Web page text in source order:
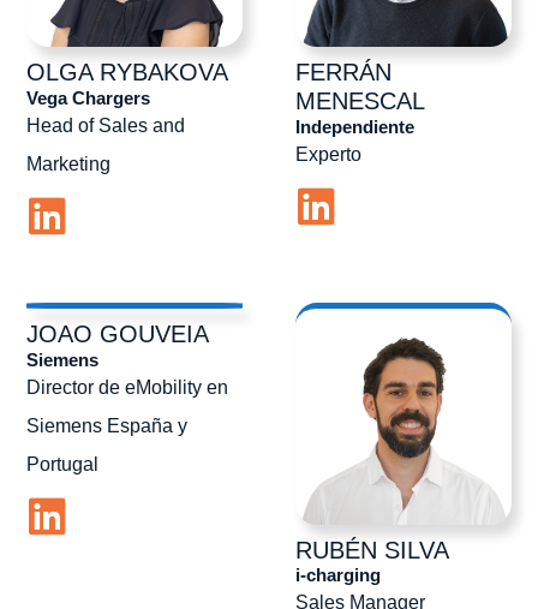
OLGARYBAKOVA
Head of Sales and
Marketing
Vega Chargers
FERRÁN
MENESCAL
Experto
Independiente
JOAO GOUVEIA
Director de eMobility en
Siemens España y
Portugal
Siemens
RUBÉN SILVA
Sales Manager
i-charging